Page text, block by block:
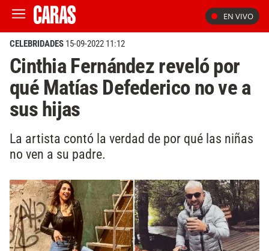
EN VIVO
CELEBRIDADES 15-09-2022 11:12
Cinthia Fernández reveló por
qué Matías Defederico no ve a
sus hijas
La artista contó la verdad de por qué las niñas
no ven a su padre.